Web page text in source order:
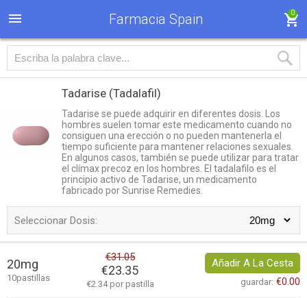
Farmacia Spain 0
Tadarise (Tadalafil)
Tadarise se puede adquirir en diferentes dosis. Los
hombres suelen tomar este medicamento cuando no
consiguen una erección o no pueden mantenerla el
tiempo suficiente para mantener relaciones sexuales.
En algunos casos, también se puede utilizar para tratar
el clímax precoz en los hombres. El tadalafilo es el
principio activo de Tadarise, un medicamento
fabricado por Sunrise Remedies.
Seleccionar Dosis:
20mg
10pastillas
€31.05
€23.35
€2.34 por pastilla
Añadir A La Cesta
guardar: €0.00